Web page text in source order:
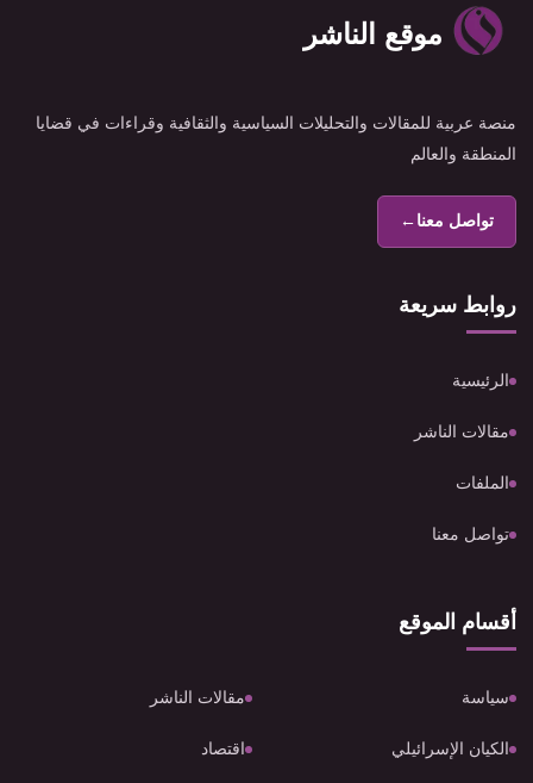
موقع الناشر
منصة عربية للمقالات والتحليلات السياسية والثقافية وقراءات في قضايا
المنطقة والعالم
تواصل معنا←
روابط سريعة
الرئيسية
مقالات الناشر
الملفات
تواصل معنا
أقسام الموقع
سياسة مقالات الناشر
الكيان الإسرائيلي اقتصاد